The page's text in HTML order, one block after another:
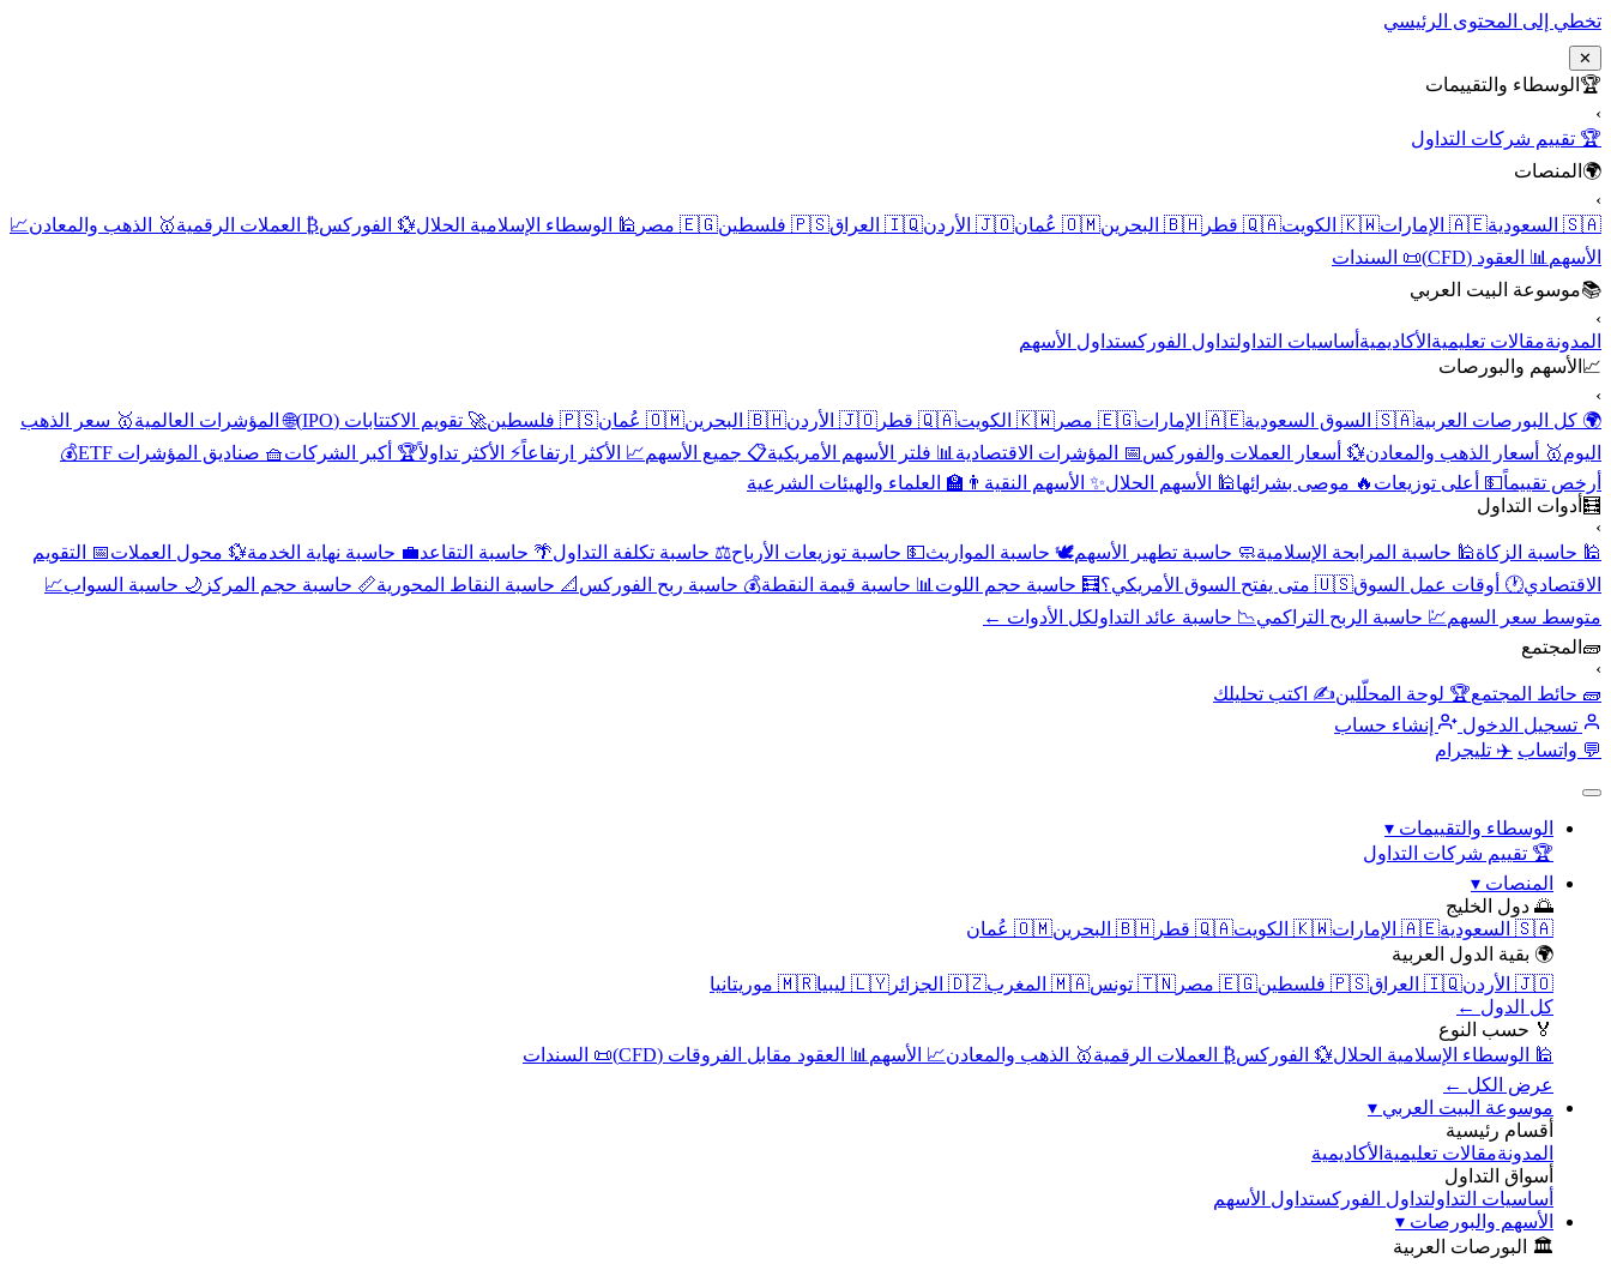
تخطي إلى المحتوى الرئيسي
✕
🏆 الوسطاء والتقييمات
›
🏆 تقييم شركات التداول
🌍 المنصات
›
🇸🇦 السعودية
🇦🇪 الإمارات 🇰🇼 الكويت 🇶🇦 قطر 🇧🇭 البحرين 🇴🇲 عُمان 🇯🇴 الأردن 🇮🇶 العراق 🇵🇸 فلسطين 🇪🇬 مصر 🕌 الوسطاء الإسلامية الحلال💱 الفوركس₿ العملات الرقمية🥇 الذهب والمعادن📈
الأسهم 📊 العقود (CFD)
📜 السندات
📚موسوعة البيت العربي
›
المدونةمقالات تعليمية الأكاديمية أساسيات التداولتداول الفوركستداول الأسهم
📈 الأسهم والبورصات
›
🌍 كل البورصات العربية🇸🇦 السوق السعودية 🇦🇪 الإمارات 🇪🇬 مصر 🇰🇼 الكويت 🇶🇦 قطر 🇯🇴 الأردن 🇧🇭 البحرين 🇴🇲 عُمان 🇵🇸 فلسطين 🚀 تقويم الاكتتابات (IPO) 🌐 المؤشرات العالمية🥇 سعر الذهب
اليوم🥇 أسعار الذهب والمعادن💱 أسعار العملات والفوركس📅 المؤشرات الاقتصادية 📊 فلتر الأسهم الأمريكية📋 جميع الأسهم📈 الأكثر ارتفاعاً⚡ الأكثر تداولاً🏆 أكبر الشركات🧺 صناديق المؤشرات ETF
💰
أرخص تقييماً💵 أعلى توزيعات 🔥 موصى بشرائها🕌 الأسهم الحلال✨ الأسهم النقية 👨‍🏫 العلماء والهيئات الشرعية
🧮 أدوات التداول
›
🕌 حاسبة الزكاة🕌 حاسبة المرابحة الإسلامية🧼 حاسبة تطهير الأسهم🕊️ حاسبة المواريث💵 حاسبة توزيعات الأرباح⚖️ حاسبة تكلفة التداول🌴 حاسبة التقاعد💼 حاسبة نهاية الخدمة💱 محول العملات📅 التقويم
الاقتصادي🕐 أوقات عمل السوق🇺🇸 متى يفتح السوق الأمريكي؟ 🧮 حاسبة حجم اللوت 📊 حاسبة قيمة النقطة💰 حاسبة ربح الفوركس 📐 حاسبة النقاط المحورية📏 حاسبة حجم المركز 🌙 حاسبة السواب📈
متوسط سعر السهم💹 حاسبة الربح التراكمي📉 حاسبة عائد التداولكل الأدوات ←
🧱 المجتمع
›
🧱 حائط المجتمع🏆 لوحة المحلّلين✍️ اكتب تحليلك
تسجيل الدخول
إنشاء حساب
💬 واتساب ✈️ تليجرام
الوسطاء والتقييمات ▾
🏆 تقييم شركات التداول
المنصات ▾
🌅 دول الخليج
🇸🇦 السعودية
🇦🇪 الإمارات 🇰🇼 الكويت 🇶🇦 قطر 🇧🇭 البحرين
🇴🇲 عُمان
🌍 بقية الدول العربية
🇯🇴 الأردن
🇮🇶 العراق 🇵🇸 فلسطين 🇪🇬 مصر 🇹🇳 تونس 🇲🇦 المغرب 🇩🇿 الجزائر 🇱🇾 ليبيا
🇲🇷 موريتانيا
كل الدول ←
🏅 حسب النوع
🕌 الوسطاء الإسلامية الحلال💱 الفوركس₿ العملات الرقمية🥇 الذهب والمعادن📈 الأسهم 📊 العقود مقابل الفروقات (CFD)
📜 السندات
عرض الكل ←
موسوعة البيت العربي ▾
أقسام رئيسية
المدونةمقالات تعليمية الأكاديمية
أسواق التداول
أساسيات التداولتداول الفوركستداول الأسهم
الأسهم والبورصات ▾
🏛️ البورصات العربية